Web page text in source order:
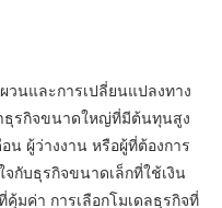
วนและการเปลี่ยนแปลงทาง
ธุรกิจขนาดใหญ่ที่มีต้นทุนสูง
น ผู้ว่างงาน หรือผู้ที่ต้องการ
กับธุรกิจขนาดเล็กที่ใช้เงิน
มค่า การเลือกโมเดลธุรกิจที่